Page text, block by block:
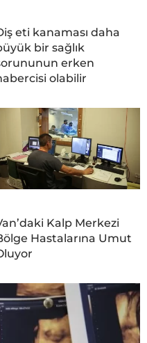
eti kanaması daha
bir sağlık
erken
olabilir
Kalp Merkezi
Hastalarına Umut